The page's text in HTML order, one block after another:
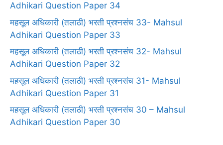
Adhikari Question Paper 34
महसूल अधिकारी (तलाठी) भरती प्रश्नसंच 33- Mahsul
Adhikari Question Paper 33
महसूल अधिकारी (तलाठी) भरती प्रश्नसंच 32- Mahsul
Adhikari Question Paper 32
महसूल अधिकारी (तलाठी) भरती प्रश्नसंच 31- Mahsul
Adhikari Question Paper 31
महसूल अधिकारी (तलाठी) भरती प्रश्नसंच 30 – Mahsul
Adhikari Question Paper 30